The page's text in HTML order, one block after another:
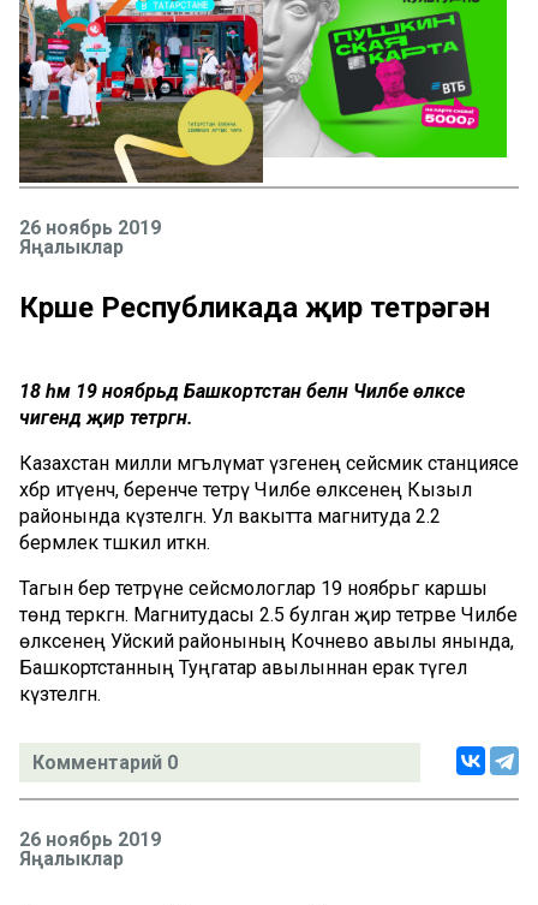
26 ноябрь 2019
Яңалыклар
Күрше Республикада җир тетрәгән
18 һәм 19 ноябрьдә Башкортстан белән Чиләбе өлкәсе
чигендә җир тетрәгән.
Казахстан милли мәгълүмат үзәгенең сейсмик станциясе
хәбәр итүенчә, беренче тетрәү Чиләбе өлкәсенең Кызыл
районында күзәтелгән. Ул вакытта магнитуда 2.2
берәмлек тәшкил иткән.
Тагын бер тетрәүне сейсмологлар 19 ноябрьгә каршы
төндә теркәгән. Магнитудасы 2.5 булган җир тетрәве Чиләбе
өлкәсенең Уйский районының Кочнево авылы янында,
Башкортстанның Туңгатар авылыннан ерак түгел
күзәтелгән.
Комментарий 0
26 ноябрь 2019
Яңалыклар